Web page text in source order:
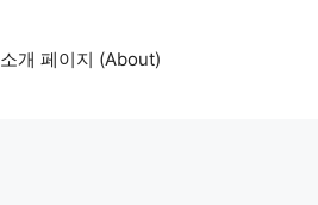
소개 페이지 (About)